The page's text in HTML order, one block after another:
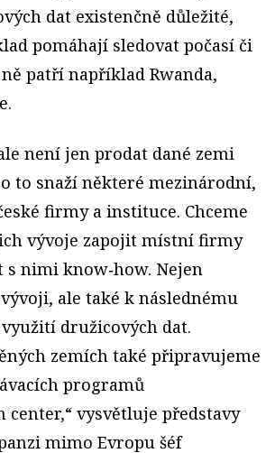
dat existenčně důležité,
pomáhají sledovat počasí či
patří například Rwanda,
není jen prodat dané zemi
to snaží některé mezinárodní,
firmy a instituce. Chceme
vývoje zapojit místní firmy
s nimi know‑how. Nejen
ale také k následnému
družicových dat.
zemích také připravujeme
programů
center,“ vysvětluje představy
mimo Evropu šéf